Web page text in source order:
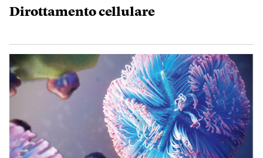
Dirottamento cellulare